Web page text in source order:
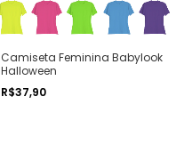
Camiseta Feminina Babylook
Halloween
R$37,90